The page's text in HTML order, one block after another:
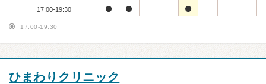
17:00-19:30
17:00-19:30
ひまわりクリニック